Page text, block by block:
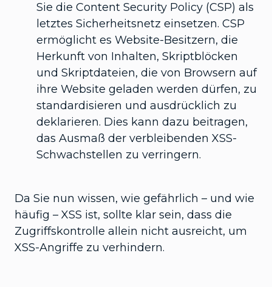
Sie die Content Security Policy (CSP) als
letztes Sicherheitsnetz einsetzen. CSP
ermöglicht es Website-Besitzern, die
Herkunft von Inhalten, Skriptblöcken
und Skriptdateien, die von Browsern auf
ihre Website geladen werden dürfen, zu
standardisieren und ausdrücklich zu
deklarieren. Dies kann dazu beitragen,
das Ausmaß der verbleibenden XSS-
Schwachstellen zu verringern.
Da Sie nun wissen, wie gefährlich – und wie
häufig – XSS ist, sollte klar sein, dass die
Zugriffskontrolle allein nicht ausreicht, um
XSS-Angriffe zu verhindern.